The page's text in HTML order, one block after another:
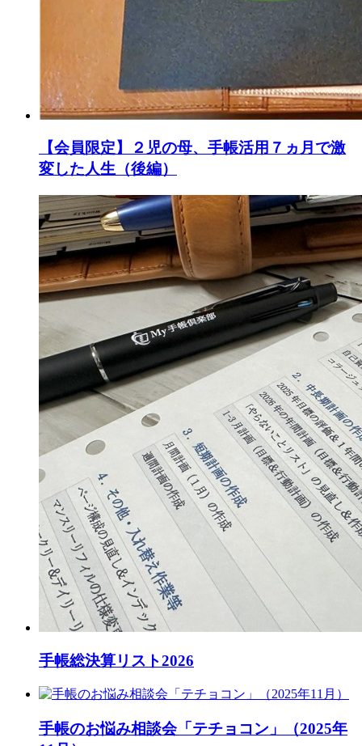
【会員限定】２児の母、手帳活用７ヵ月で激
変した人生（後編）
手帳総決算リスト2026
手帳のお悩み相談会「テチョコン」（2025年